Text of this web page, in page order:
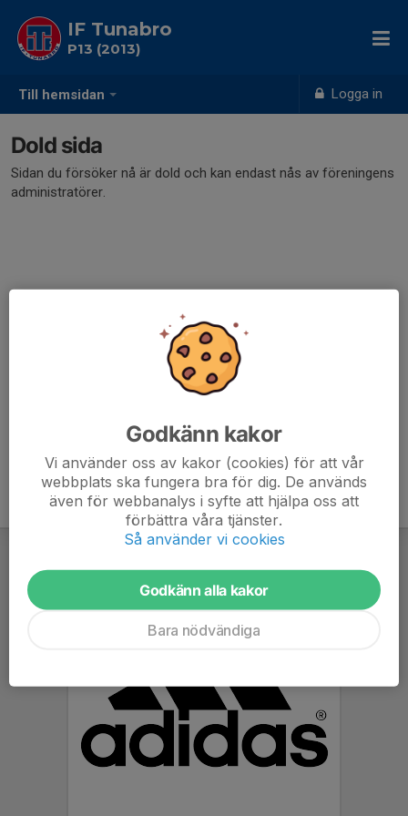
Till hemsidan Logga in
IF Tunabro
P13 (2013)
Dold sida
Sidan du försöker nå är dold och kan endast nås av föreningens
administratörer.
Godkänn kakor
Vi använder oss av kakor (cookies) för att vår
webbplats ska fungera bra för dig. De används
även för webbanalys i syfte att hjälpa oss att
förbättra våra tjänster.
Så använder vi cookies
Godkänn alla kakor
Bara nödvändiga